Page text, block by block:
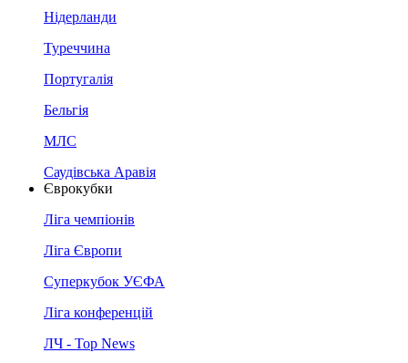
Нідерланди
Туреччина
Португалія
Бельгія
МЛС
Саудівська Аравія
Єврокубки
Ліга чемпіонів
Ліга Європи
Суперкубок УЄФА
Ліга конференцій
ЛЧ - Top News